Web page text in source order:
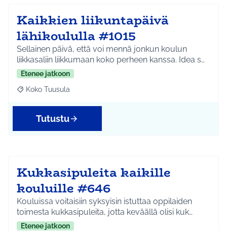
Kaikkien liikuntapäivä
lähikoululla #1015
Sellainen päivä, että voi mennä jonkun koulun
liikkasaliin liikkumaan koko perheen kanssa. Idea s…
Etenee jatkoon
Rajaa tulokset aihepiirin mukaan: Koko Tuusula
Koko Tuusula
Tutustu
Kukkasipuleita kaikille
kouluille #646
Kouluissa voitaisiin syksyisin istuttaa oppilaiden
toimesta kukkasipuleita, jotta keväällä olisi kuk…
Etenee jatkoon